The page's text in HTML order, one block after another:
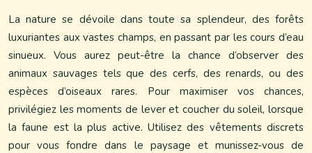
La nature se dévoile dans toute sa splendeur, des forêts
luxuriantes aux vastes champs, en passant par les cours d’eau
sinueux. Vous aurez peut-être la chance d’observer des
animaux sauvages tels que des cerfs, des renards, ou des
espèces d’oiseaux rares. Pour maximiser vos chances,
privilégiez les moments de lever et coucher du soleil, lorsque
la faune est la plus active. Utilisez des vêtements discrets
pour vous fondre dans le paysage et munissez-vous de